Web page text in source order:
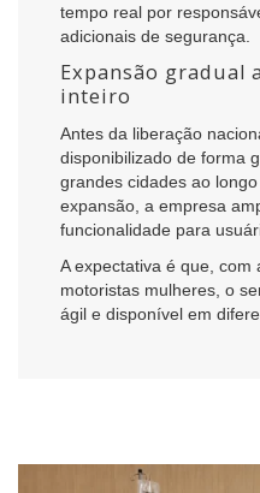
tempo real por
adicionais de segurança.
Expansão gradual
inteiro
Antes da liberação
disponibilizado de forma
grandes cidades ao
expansão, a empresa
funcionalidade para
A expectativa é que, com
motoristas mulheres, o
ágil e disponível em